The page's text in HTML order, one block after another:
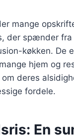
mange
der spænder
køkken. De
hjem og
deres
fordele.
En